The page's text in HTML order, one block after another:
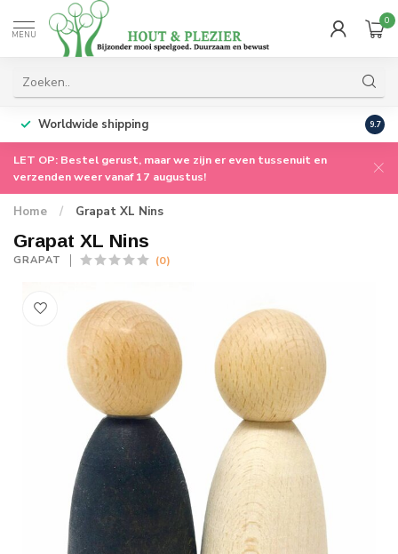
MENU
0
Worldwide shipping 9.7
LET OP: Bestel gerust, maar we zijn er even tussenuit en
verzenden weer vanaf 17 augustus!
Home / Grapat XL Nins
Grapat XL Nins
GRAPAT (0)